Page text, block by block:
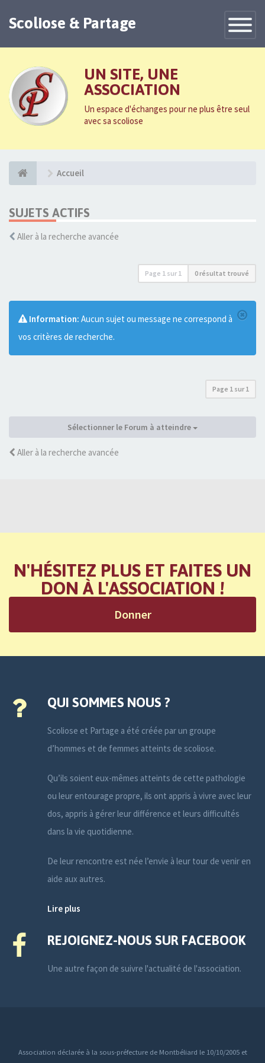
Toggle
Scoliose & Partage
UN SITE, UNE
ASSOCIATION
Un espace d'échanges pour ne plus être seul
avec sa scoliose
Accueil
SUJETS ACTIFS
Aller à la recherche avancée
Page 1 sur 1 0 résultat trouvé
Information: Aucun sujet ou message ne correspond à
vos critères de recherche.
Page 1 sur1
Sélectionner le Forum à atteindre
Aller à la recherche avancée
N'HÉSITEZ PLUS ET FAITES UN
DON À L'ASSOCIATION !
Donner
QUI SOMMES NOUS ?
Scoliose et Partage a été créée par un groupe
d’hommes et de femmes atteints de scoliose.
Qu’ils soient eux-mêmes atteints de cette pathologie
ou leur entourage propre, ils ont appris à vivre avec leur
dos, appris à gérer leur différence et leurs difficultés
dans la vie quotidienne.
De leur rencontre est née l’envie à leur tour de venir en
aide aux autres.
Lire plus
REJOIGNEZ-NOUS SUR FACEBOOK
Une autre façon de suivre l'actualité de l'association.
Association déclarée à la sous-préfecture de Montbéliard le 10/10/2005 et